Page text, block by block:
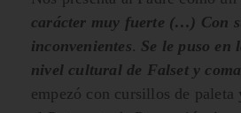
carácter muy fuerte (…) Con
inconvenientes. Se le puso en
nivel cultural de Falset y
empezó con cursillos de paleta